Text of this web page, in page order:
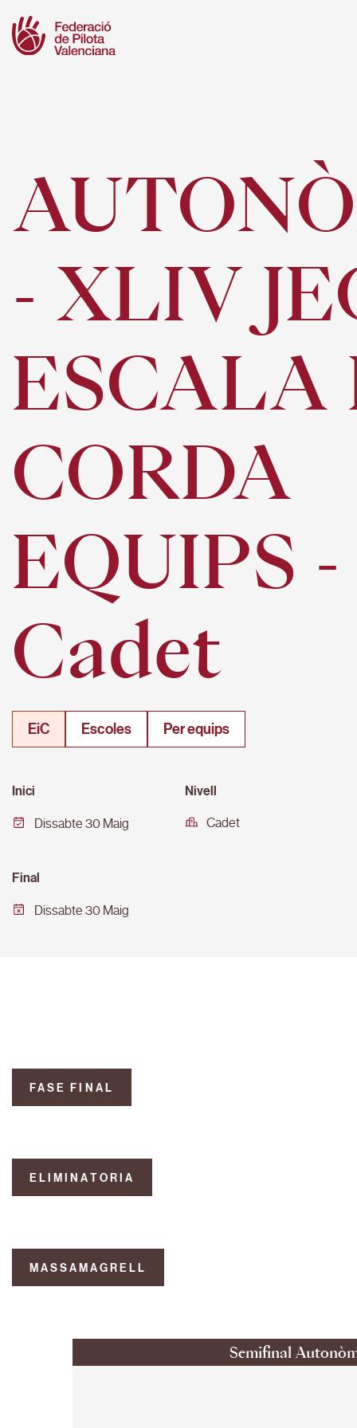
content
- XLIV
ESCALA
CORDA
EQUIPS -
Cadet
EiC Escoles Per equips
Inici
Dissabte 30 Maig
Nivell
Cadet
Final
Dissabte 30 Maig
FASE FINAL
ELIMINATORIA
MASSAMAGRELL
Semifinal